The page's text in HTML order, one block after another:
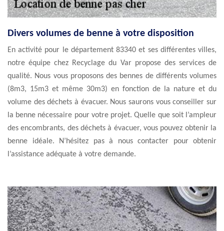
Divers volumes de benne à votre disposition
En activité pour le département 83340 et ses différentes villes,
notre équipe chez Recyclage du Var propose des services de
qualité. Nous vous proposons des bennes de différents volumes
(8m3, 15m3 et même 30m3) en fonction de la nature et du
volume des déchets à évacuer. Nous saurons vous conseiller sur
la benne nécessaire pour votre projet. Quelle que soit l’ampleur
des encombrants, des déchets à évacuer, vous pouvez obtenir la
benne idéale. N’hésitez pas à nous contacter pour obtenir
l’assistance adéquate à votre demande.